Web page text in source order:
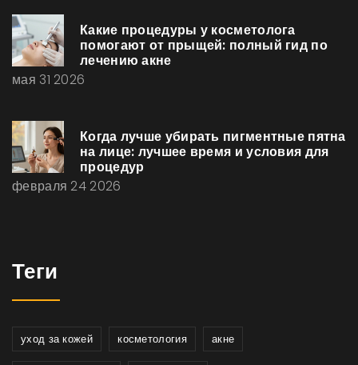
Какие процедуры у косметолога
помогают от прыщей: полный гид по
лечению акне
мая 31 2026
Когда лучше убирать пигментные пятна
на лице: лучшее время и условия для
процедур
февраля 24 2026
Теги
уход за кожей косметология акне